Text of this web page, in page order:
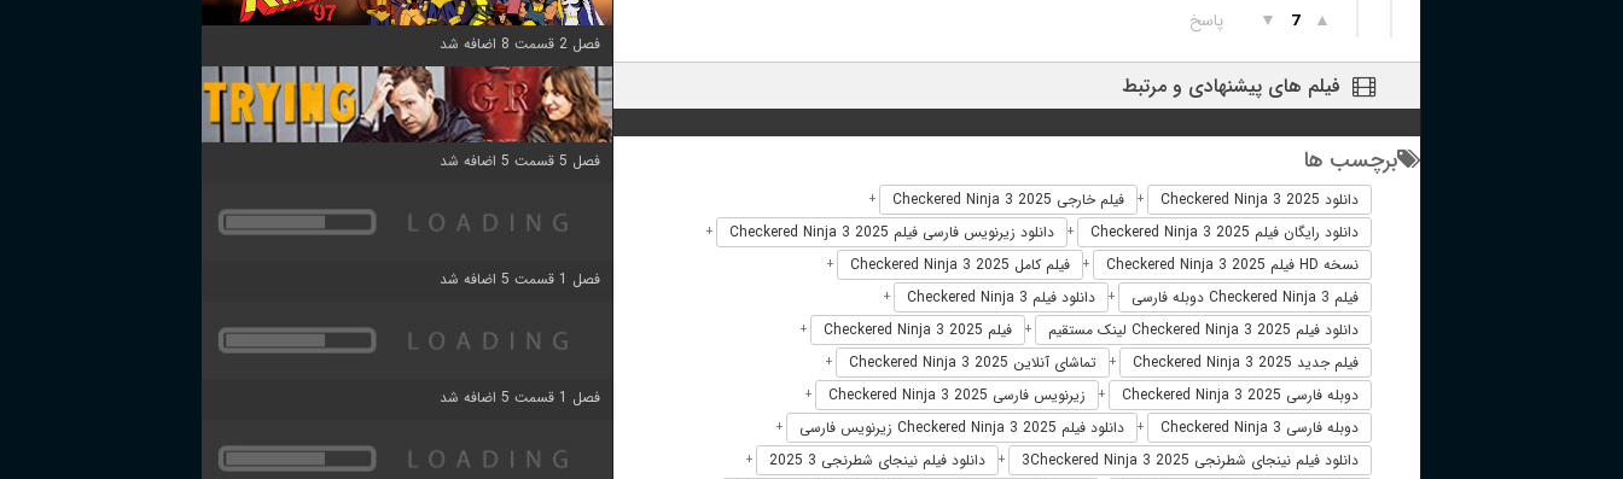
▲
7
▼ پاسخ
فیلم های پیشنهادی و مرتبط
برچسب ها
دانلود Checkered Ninja 3 2025 + فیلم خارجی Checkered Ninja 3 2025 +
دانلود رایگان فیلم Checkered Ninja 3 2025 + دانلود زیرنویس فارسی فیلم Checkered Ninja 3 2025 +
نسخه HD فیلم Checkered Ninja 3 2025 + فیلم کامل Checkered Ninja 3 2025 +
فیلم Checkered Ninja 3 دوبله فارسی + دانلود فیلم Checkered Ninja 3 +
دانلود فیلم Checkered Ninja 3 2025 لینک مستقیم + فیلم Checkered Ninja 3 2025 +
فیلم جدید Checkered Ninja 3 2025 + تماشای آنلاین Checkered Ninja 3 2025 +
دوبله فارسی Checkered Ninja 3 2025 + زیرنویس فارسی Checkered Ninja 3 2025 +
دوبله فارسی Checkered Ninja 3 + دانلود فیلم Checkered Ninja 3 2025 زیرنویس فارسی +
دانلود فیلم نینجای شطرنجی 3Checkered Ninja 3 2025 + دانلود فیلم نینجای شطرنجی 3 2025 +
فصل 2 قسمت 8 اضافه شد
فصل 5 قسمت 5 اضافه شد
فصل 1 قسمت 5 اضافه شد
فصل 1 قسمت 5 اضافه شد